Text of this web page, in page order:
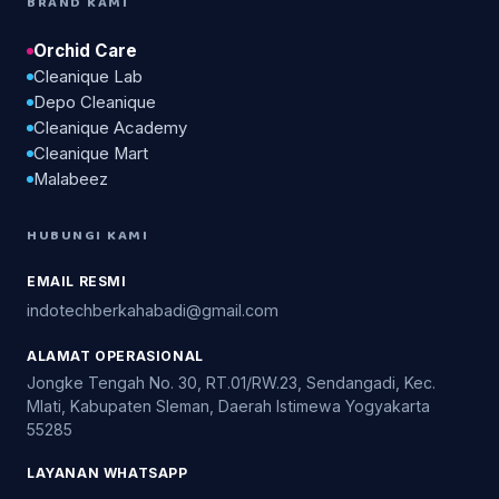
Orchid Care
Cleanique Lab
Depo Cleanique
Cleanique Academy
Cleanique Mart
Malabeez
HUBUNGI KAMI
EMAIL RESMI
indotechberkahabadi@gmail.com
ALAMAT OPERASIONAL
Jongke Tengah No. 30, RT.01/RW.23, Sendangadi, Kec.
Mlati, Kabupaten Sleman, Daerah Istimewa Yogyakarta
55285
LAYANAN WHATSAPP